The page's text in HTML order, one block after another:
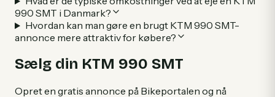
990 SMT i Danmark?
Hvordan kan man gøre en brugt KTM 990 SMT-
annonce mere attraktiv for købere?
Sælg din KTM 990 SMT
Opret en gratis annonce på Bikeportalen og nå